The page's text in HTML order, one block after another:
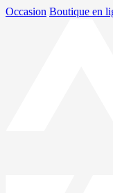
Occasion Boutique en